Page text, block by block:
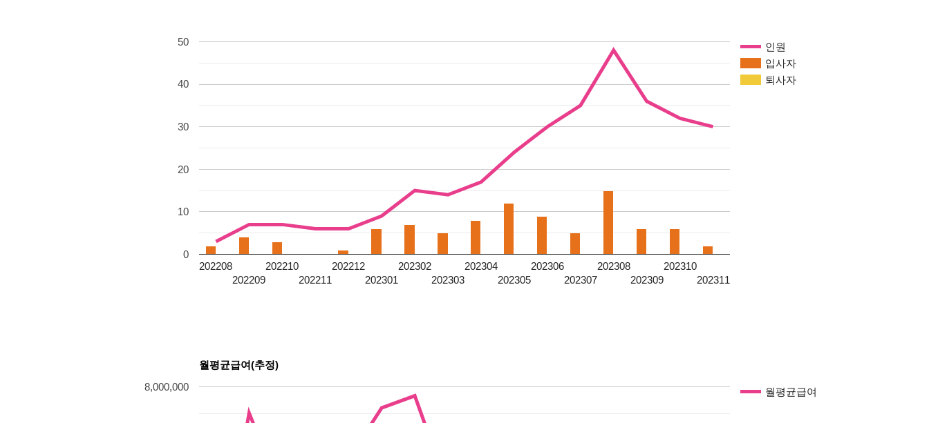
인원
입사자
퇴사자
202208
202209
202210
202211
202212
202301
202302
202303
202304
202305
202306
202307
202308
202309
202310
202311
0
10
20
30
40
50
월평균급여(추정)
월평균급여
8,000,000